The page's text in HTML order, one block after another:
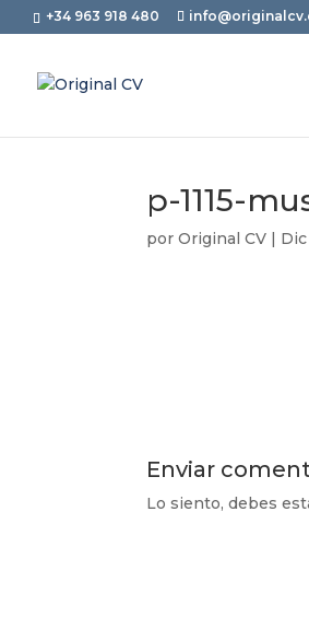
+34 963 918 480
p-1115-
porOriginal CV | Dic
Enviar
Lo siento, debes